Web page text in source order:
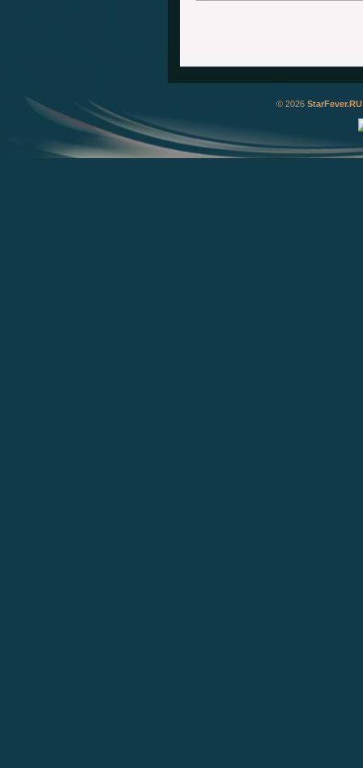
© 2026 StarFever.RU